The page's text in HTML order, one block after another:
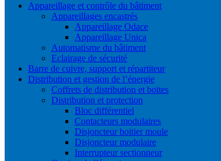
Appareillage et contrôle du bâtiment
Appareillages encastrés
Appareillage Odace
Appareillage Unica
Automatisme du bâtiment
Eclairage de sécurité
Barre de cuivre, support et répartiteur
Distribution et gestion de l’énergie
Coffrets de distribution et boites
Distribution et protection
Bloc différentiel
Contacteurs modulaires
Disjoncteur boitier moule
Disjoncteur modulaire
Interrupteur sectionneur